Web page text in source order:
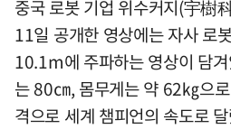
중국 로봇 기업 위수커지(宇樹
11일 공개한 영상에는 자사 로
10.1m에 주파하는 영상이 담
는 80㎝, 몸무게는 약 62㎏으
격으로 세계 챔피언의 속도로